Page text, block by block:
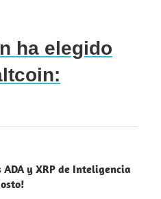
ha elegido
ADA y XRP de Inteligencia